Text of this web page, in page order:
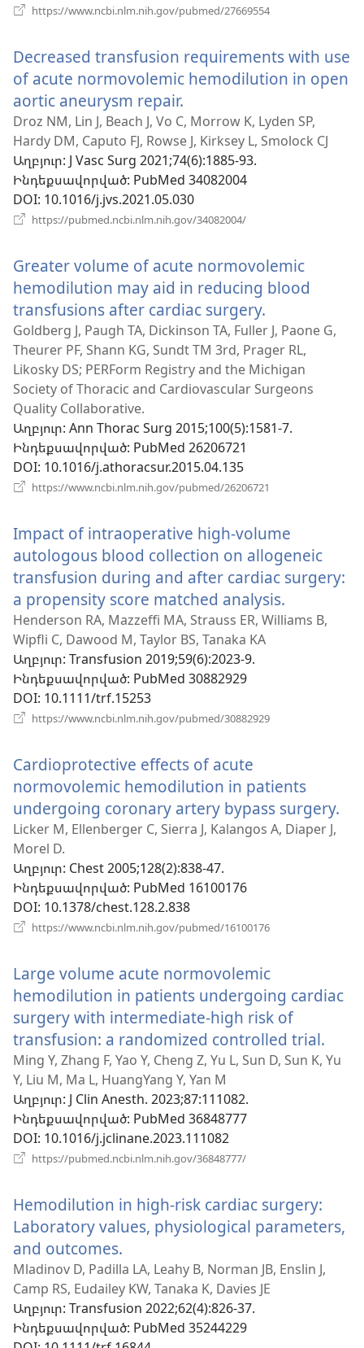
https://www.ncbi.nlm.nih.gov/pubmed/27669554
պատուհան)
Decreased transfusion requirements with use
of acute normovolemic hemodilution in open
aortic aneurysm repair.
է
նոր
պատուհան)
Droz NM, Lin J, Beach J, Vo C, Morrow K, Lyden SP,
Hardy DM, Caputo FJ, Rowse J, Kirksey L, Smolock CJ
Աղբյուր‎: J Vasc Surg 2021;74(6):1885-93.
Ինդեքսավորված‎: PubMed 34082004
DOI‎: 10.1016/j.jvs.2021.05.030
https://pubmed.ncbi.nlm.nih.gov/34082004/
պատուհան)
Greater volume of acute normovolemic
hemodilution may aid in reducing blood
transfusions after cardiac surgery.
է
նոր
Goldberg J, Paugh TA, Dickinson TA, Fuller J, Paone G,
Theurer PF, Shann KG, Sundt TM 3rd, Prager RL,
Likosky DS; PERForm Registry and the Michigan
Society of Thoracic and Cardiovascular Surgeons
Quality Collaborative.
Աղբյուր‎: Ann Thorac Surg 2015;100(5):1581-7.
Ինդեքսավորված‎: PubMed 26206721
DOI‎: 10.1016/j.athoracsur.2015.04.135
https://www.ncbi.nlm.nih.gov/pubmed/26206721
պատուհան)
Impact of intraoperative high-volume
autologous blood collection on allogeneic
transfusion during and after cardiac surgery:
a propensity score matched analysis.
է
Henderson RA, Mazzeffi MA, Strauss ER, Williams B,
Wipfli C, Dawood M, Taylor BS, Tanaka KA
Աղբյուր‎: Transfusion 2019;59(6):2023-9.
Ինդեքսավորված‎: PubMed 30882929
DOI‎: 10.1111/trf.15253
https://www.ncbi.nlm.nih.gov/pubmed/30882929
Cardioprotective effects of acute
normovolemic hemodilution in patients
undergoing coronary artery bypass surgery.
Licker M, Ellenberger C, Sierra J, Kalangos A, Diaper J,
Morel D.
Աղբյուր‎: Chest 2005;128(2):838-47.
Ինդեքսավորված‎: PubMed 16100176
DOI‎: 10.1378/chest.128.2.838
https://www.ncbi.nlm.nih.gov/pubmed/16100176
պատուհան)
Large volume acute normovolemic
hemodilution in patients undergoing cardiac
surgery with intermediate-high risk of
transfusion: a randomized controlled trial.
է
Ming Y, Zhang F, Yao Y, Cheng Z, Yu L, Sun D, Sun K, Yu
Y, Liu M, Ma L, HuangYang Y, Yan M
Աղբյուր‎: J Clin Anesth. 2023;87:111082.
Ինդեքսավորված‎: PubMed 36848777
DOI‎: 10.1016/j.jclinane.2023.111082
https://pubmed.ncbi.nlm.nih.gov/36848777/
պատուհան)
Hemodilution in high-risk cardiac surgery:
Laboratory values, physiological parameters,
and outcomes.
է
նոր
պատուհան)
Mladinov D, Padilla LA, Leahy B, Norman JB, Enslin J,
Camp RS, Eudailey KW, Tanaka K, Davies JE
Աղբյուր‎: Transfusion 2022;62(4):826-37.
Ինդեքսավորված‎: PubMed 35244229